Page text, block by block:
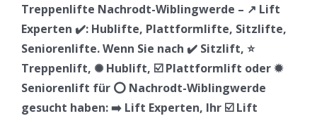
Treppenlifte Nachrodt-Wiblingwerde – ↗️ Lift
Experten ✔️: Hublifte, Plattformlifte, Sitzlifte,
Seniorenlifte. Wenn Sie nach ✔️ Sitzlift, ⭐
Treppenlift, ✺ Hublift, ☑️ Plattformlift oder ✹
Seniorenlift für ⭕ Nachrodt-Wiblingwerde
gesucht haben: ➡️ Lift Experten, Ihr ☑️ Lift